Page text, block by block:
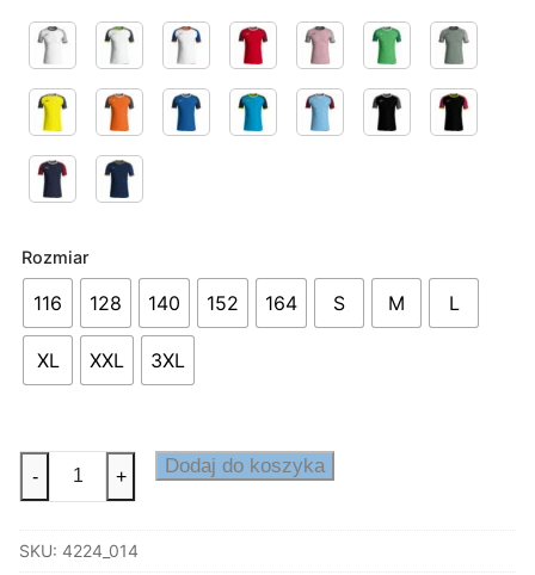
do
99,00 zł
Rozmiar
116 128 140 152 164 S M L
XL XXL 3XL
Koszulka
Iconic
- + Dodaj do koszyka
SKU: 4224_014